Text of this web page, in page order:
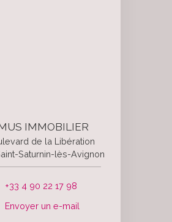
IMMOBILIER
de la Libération
Saturnin-lès-Avignon
+33 4 90 22 17 98
Envoyer un e-mail